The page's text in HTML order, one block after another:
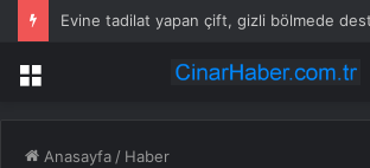
Menü
Anasayfa / Haber